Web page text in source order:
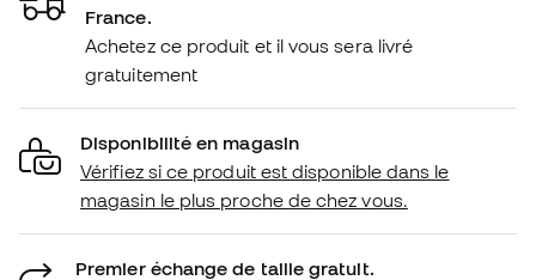
France.
Achetez ce produit et il vous sera livré
gratuitement
Disponibilité en magasin
Vérifiez si ce produit est disponible dans le
magasin le plus proche de chez vous.
Premier échange de taille gratuit.